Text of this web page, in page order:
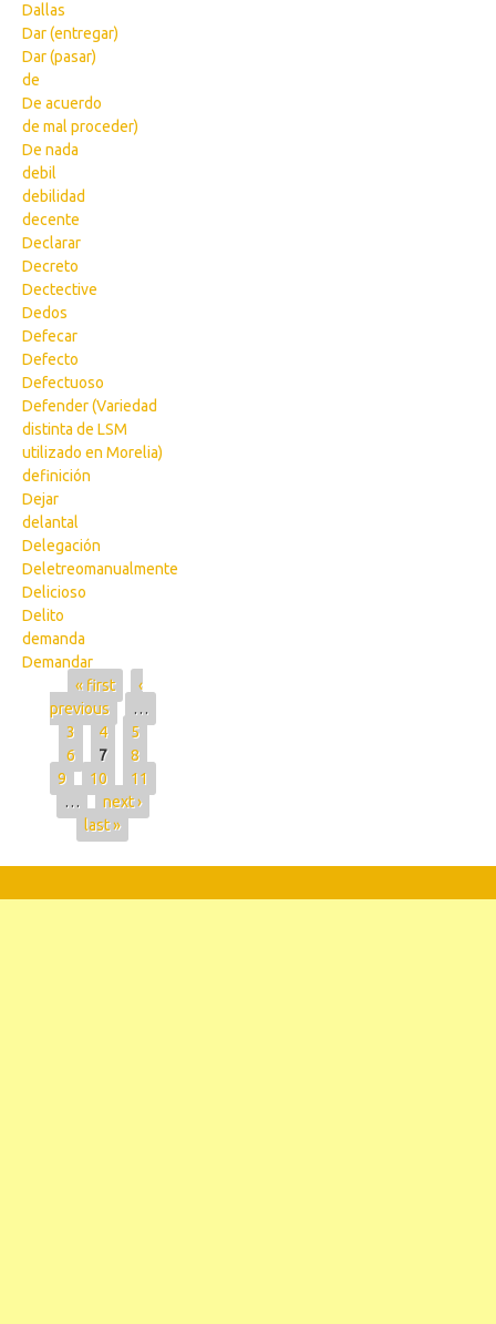
Dallas
Dar (entregar)
Dar (pasar)
de
De acuerdo
de mal proceder)
De nada
debil
debilidad
decente
Declarar
Decreto
Dectective
Dedos
Defecar
Defecto
Defectuoso
Defender (Variedad
distinta de LSM
utilizado en Morelia)
definición
Dejar
delantal
Delegación
Deletreomanualmente
Delicioso
Delito
demanda
Demandar
Pages« first
‹
previous
…
3
4
5
6
7
8
9
10
11
…
next ›
last »